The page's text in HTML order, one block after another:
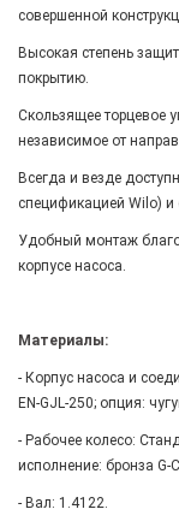
совершенной
Высокая степень
покрытию.
Скользящее торцевое
независимое от
Всегда и везде
спецификацией Wilo) и
Удобный монтаж
корпусе насоса.
Материалы:
- Корпус насоса и
EN-GJL-250; опция:
- Рабочее колесо:
исполнение: бронза G-
- Вал: 1.4122.